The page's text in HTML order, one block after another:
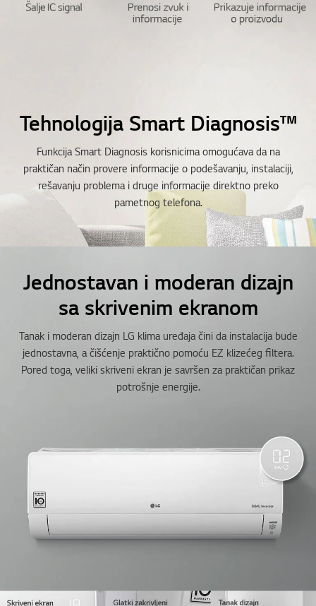
Tehnologija Smart Diagnosis™
Funkcija Smart Diagnosis korisnicima omogućava da na
praktičan način provere informacije o podešavanju, instalaciji,
rešavanju problema i druge informacije direktno preko
pametnog telefona.
Jednostavan i moderan dizajn
sa skrivenim ekranom
Tanak i moderan dizajn LG klima uređaja čini da instalacija bude
jednostavna, a čišćenje praktično pomoću EZ klizećeg filtera.
Pored toga, veliki skriveni ekran je savršen za praktičan prikaz
potrošnje energije.